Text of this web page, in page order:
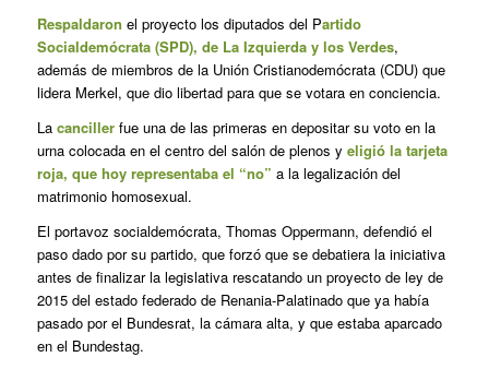
Respaldaron el proyecto los diputados del Partido
Socialdemócrata (SPD), de La Izquierda y los Verdes,
además de miembros de la Unión Cristianodemócrata (CDU) que
lidera Merkel, que dio libertad para que se votara en conciencia.
Lacanciller fue una de las primeras en depositar su voto en la
urna colocada en el centro del salón de plenos y eligió la tarjeta
roja, que hoy representaba el “no” a la legalización del
matrimonio homosexual.
El portavoz socialdemócrata, Thomas Oppermann, defendió el
paso dado por su partido, que forzó que se debatiera la iniciativa
antes de finalizar la legislativa rescatando un proyecto de ley de
2015 del estado federado de Renania-Palatinado que ya había
pasado por el Bundesrat, la cámara alta, y que estaba aparcado
en el Bundestag.